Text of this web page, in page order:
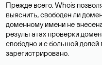
Прежде всего, Whois
выяснить, свободен ли
доменному имени не
результатах проверки
свободно и с большой долей
зарегистрировано.